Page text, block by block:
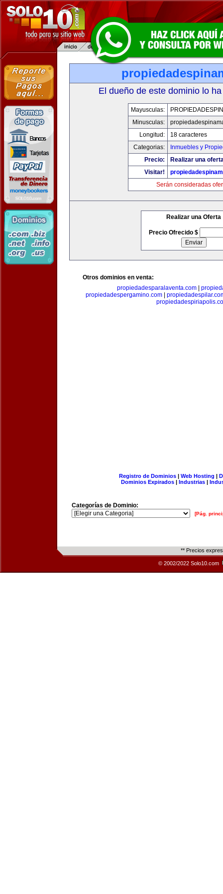
El dueño de este dominio lo
Mayusculas:
Minusculas:
Longitud:
18 caracteres
Categorias:
Inmuebles y
Precio:
Realizar una
Visitar!
Serán consideradas
Realizar una Oferta
Precio Ofrecido $
Otros dominios en venta:
propiedadesparalaventa.com|
propiedadespergamino.com|
Registro de Dominios| Web Hosting |
Dominios Expirados | Industrias |
Categorías de Dominio:
[Pág.
** Precios
© 2002/2022 Solo10.com